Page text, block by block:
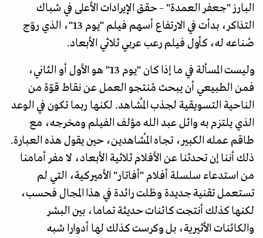
البارز "جعفر العمدة" – حقق الإيرادات الأعلى في شباك
التذاكر، بدأت في الارتفاع أسهم فيلم "يوم 13"، الذي روّج
صُناعه له، كأول فيلم رعب عربي ثلاثي الأبعاد.
وليست المسألة في ما إذا كان "يوم 13" هو الأول أو الثاني،
فمن الطبيعي أن يبحث مُنتجو العمل عن نقاط قوّة من
الناحية التسويقية لجذب المُشاهد. لكنها ربما تكون في الوعد
الذي يلتزم به وائل عبد الله مؤلف الفيلم ومخرجه، مع
طاقم عمله الكبير، تجاه المُشاهدين، حين يقول هذه العبارة.
ذلك أننا إن تحدثنا عن الأفلام ثلاثية الأبعاد، لا مفر أمامنا
من استدعاء سلسلة أفلام "أفاتار" الأميركية، التي لم
تستعمل تقنية جديدة وظلت رائدة في هذا المجال فحسب،
لكنها كذلك أنتجت كائنات حديثة تماما، بين البشر
والكائنات الأثيرية، بل وكرست كذلك لها أدوارا شبه